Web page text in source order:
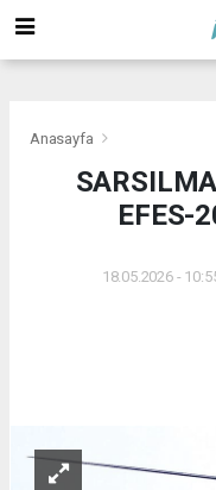
Anasayfa
EFES-
18.05.2026 -